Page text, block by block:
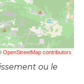
OpenStreetMap contributors
ou le